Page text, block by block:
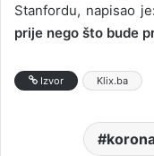
Stanfordu, napisao je:
prije nego što bude
Izvor Klix.ba